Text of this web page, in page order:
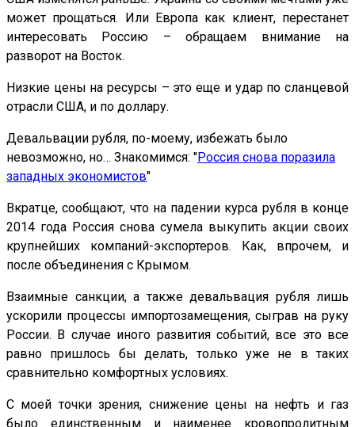
может прощаться. Или Европа как клиент, перестанет
интересовать Россию – обращаем внимание на
разворот на Восток.
Низкие цены на ресурсы – это еще и удар по сланцевой
отрасли США, и по доллару.
Девальвации рубля, по-моему, избежать было
невозможно, но… Знакомимся: "Россия снова поразила
западных экономистов"
Вкратце, сообщают, что на падении курса рубля в конце
2014 года Россия снова сумела выкупить акции своих
крупнейших компаний-экспортеров. Как, впрочем, и
после объединения с Крымом.
Взаимные санкции, а также девальвация рубля лишь
ускорили процессы импортозамещения, сыграв на руку
России. В случае иного развития событий, все это все
равно пришлось бы делать, только уже не в таких
сравнительно комфортных условиях.
С моей точки зрения, снижение цены на нефть и газ
было единственным и наименее кровопролитным